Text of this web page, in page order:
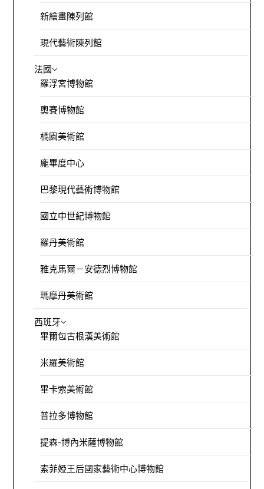
新繪畫陳列館
現代藝術陳列館
法國
羅浮宮博物館
奧賽博物館
橘園美術館
龐畢度中心
巴黎現代藝術博物館
國立中世紀博物館
羅丹美術館
雅克馬爾－安德烈博物館
瑪摩丹美術館
西班牙
畢爾包古根漢美術館
米羅美術館
畢卡索美術館
普拉多博物館
提森-博內米薩博物館
索菲婭王后國家藝術中心博物館